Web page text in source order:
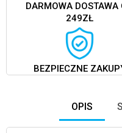
DARMOWA DOSTAWA
249ZŁ
BEZPIECZNE
OPIS